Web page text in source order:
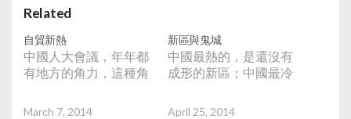
Related
自貿新熱
中國人大會議，年年都
有地方的角力，這種角
March 7, 2014
新區與鬼城
中國最熱的，是還沒有
成形的新區；中國最冷
April 25, 2014